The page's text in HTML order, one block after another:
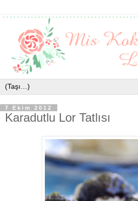
7 Ekim 2012
Karadutlu Lor Tatlısı